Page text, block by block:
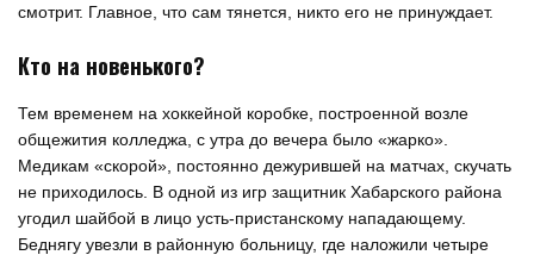
смотрит. Главное, что сам тянется, никто его не принуждает.
Кто на новенького?
Тем временем на хоккейной коробке, построенной возле
общежития колледжа, с утра до вечера было «жарко».
Медикам «скорой», постоянно дежурившей на матчах, скучать
не приходилось. В одной из игр защитник Хабарского района
угодил шайбой в лицо усть-пристанскому нападающему.
Беднягу увезли в районную больницу, где наложили четыре